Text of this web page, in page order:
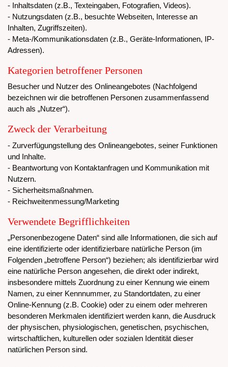
- Inhaltsdaten (z.B., Texteingaben, Fotografien, Videos).
- Nutzungsdaten (z.B., besuchte Webseiten, Interesse an
Inhalten, Zugriffszeiten).
- Meta-/Kommunikationsdaten (z.B., Geräte-Informationen, IP-
Adressen).
Kategorien betroffener Personen
Besucher und Nutzer des Onlineangebotes (Nachfolgend
bezeichnen wir die betroffenen Personen zusammenfassend
auch als „Nutzer“).
Zweck der Verarbeitung
- Zurverfügungstellung des Onlineangebotes, seiner Funktionen
und Inhalte.
- Beantwortung von Kontaktanfragen und Kommunikation mit
Nutzern.
- Sicherheitsmaßnahmen.
- Reichweitenmessung/Marketing
Verwendete Begrifflichkeiten
„Personenbezogene Daten“ sind alle Informationen, die sich auf
eine identifizierte oder identifizierbare natürliche Person (im
Folgenden „betroffene Person“) beziehen; als identifizierbar wird
eine natürliche Person angesehen, die direkt oder indirekt,
insbesondere mittels Zuordnung zu einer Kennung wie einem
Namen, zu einer Kennnummer, zu Standortdaten, zu einer
Online-Kennung (z.B. Cookie) oder zu einem oder mehreren
besonderen Merkmalen identifiziert werden kann, die Ausdruck
der physischen, physiologischen, genetischen, psychischen,
wirtschaftlichen, kulturellen oder sozialen Identität dieser
natürlichen Person sind.